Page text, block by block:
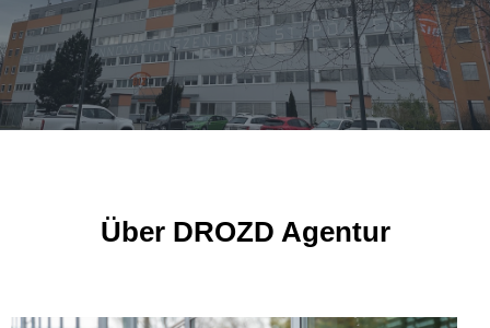
Über DROZD Agentur